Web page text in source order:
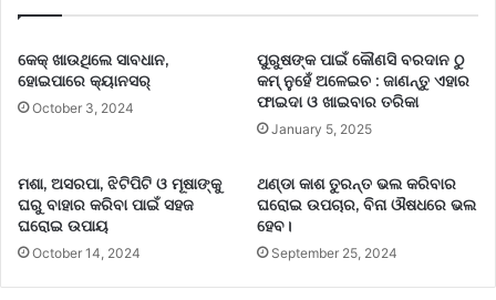
କେକ୍‌ ଖାଉଥିଲେ ସାବଧାନ,
ହୋଇପାରେ କ୍ୟାନସର୍‌
October 3, 2024
ପୁରୁଷଙ୍କ ପାଇଁ କୌଣସି ବରଦାନ ଠୁ
କମ୍ ନୁହେଁ ଅଳେଇଚ : ଜାଣନ୍ତୁ ଏହାର
ଫାଇଦା ଓ ଖାଇବାର ତରିକା
January 5, 2025
ମଶା, ଅସରପା, ଝିଟିପିଟି ଓ ମୂଷାଙ୍କୁ
ଘରୁ ବାହାର କରିବା ପାଇଁ ସହଜ
ଘରୋଇ ଉପାୟ
October 14, 2024
ଥଣ୍ଡା କାଶ ତୁରନ୍ତ ଭଲ କରିବାର
ଘରୋଇ ଉପଚାର, ବିନା ଔଷଧରେ ଭଲ
ହେବ।
September 25, 2024